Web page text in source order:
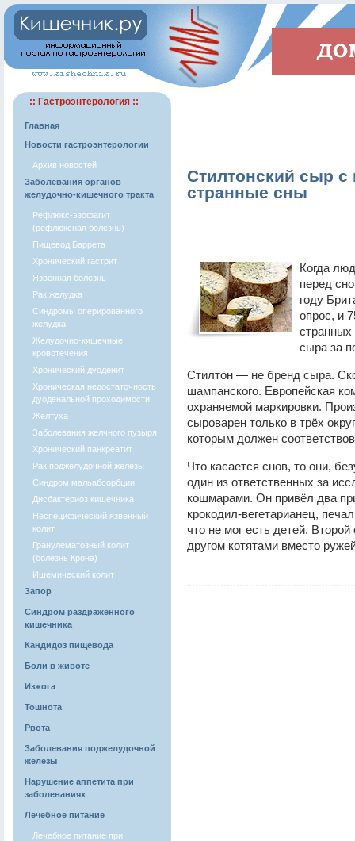
:: Гастроэнтерология ::
Главная
Новости гастроэнтерологии
Архив новостей
Заболевания органов
желудочно-кишечного тракта
Рефлюкс-эзофагит
(рефлюксная болезнь)
Пищевод Баррета
Хронический гастрит
Язвенная болезнь
Рак желудка
Синдромы оперированного
желудка
Желудочно-кишечные
кровотечения
Хронический дуоденит
Хроническая недостаточность
дуоденальной проходимости
Желтуха
Заболевания желчного пузыря
Хронический панкреатит
Рак поджелудочной железы
Синдром мальабсорбции
Дисбактериоз кишечника
Неспецифический язвенный
колит
Гранулематозный колит
(болезнь Крона)
Ишемический колит
Запор
Синдром раздраженного
кишечника
Кандидоз пищевода
Боли в животе
Изжога
Тошнота
Рвота
Заболевания поджелудочной
железы
Нарушение аппетита при
заболеваниях
Лечебное питание
Лечебное питание при
Стилтонский сыр
странные сны
Когда
перед
году
опрос, и
странных
сыра за
Стилтон — не бренд сыра.
шампанского. Европейская
охраняемой маркировки.
сыроварен только в трёх
которым должен
Что касается снов, то они,
один из ответственных за
кошмарами. Он привёл два
крокодил-вегетарианец,
что не мог есть детей.
другом котятами вместо